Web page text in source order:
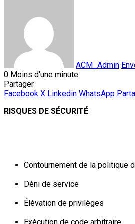
ACM_Admin
0 Moins d'une minute
Partager
Facebook X Linkedin WhatsApp
RISQUES DE SÉCURITÉ
Contournement de la politique
Déni de service
Élévation de privilèges
Exécution de code arbitraire